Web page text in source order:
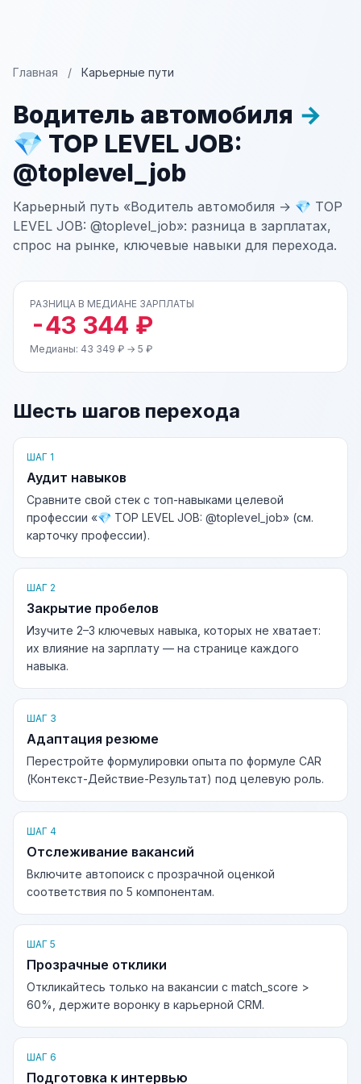
Главная / Карьерные пути
Водитель автомобиля →
💎 TOP LEVEL JOB:
@toplevel_job
Карьерный путь «Водитель автомобиля → 💎 TOP
LEVEL JOB: @toplevel_job»: разница в зарплатах,
спрос на рынке, ключевые навыки для перехода.
РАЗНИЦА В МЕДИАНЕ ЗАРПЛАТЫ
-43 344 ₽
Медианы: 43 349 ₽ → 5 ₽
Шесть шагов перехода
ШАГ 1
Аудит навыков
Сравните свой стек с топ-навыками целевой
профессии «💎 TOP LEVEL JOB: @toplevel_job» (см.
карточку профессии).
ШАГ 2
Закрытие пробелов
Изучите 2–3 ключевых навыка, которых не хватает:
их влияние на зарплату — на странице каждого
навыка.
ШАГ 3
Адаптация резюме
Перестройте формулировки опыта по формуле CAR
(Контекст-Действие-Результат) под целевую роль.
ШАГ 4
Отслеживание вакансий
Включите автопоиск с прозрачной оценкой
соответствия по 5 компонентам.
ШАГ 5
Прозрачные отклики
Откликайтесь только на вакансии с match_score >
60%, держите воронку в карьерной CRM.
ШАГ 6
Подготовка к интервью